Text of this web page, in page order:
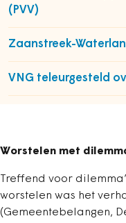
(PVV)
Zaanstreek-
VNG teleurgesteld
Worstelen met
Treffend voor
worstelen was het
(Gemeentebelangen,